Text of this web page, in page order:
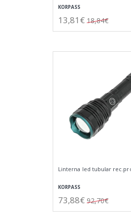
KORPASS
13,81€ 18,84€
Linterna led tubular
KORPASS
73,88€ 92,70€